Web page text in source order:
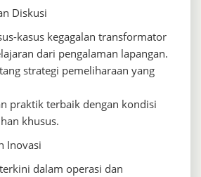
Diskusi
kasus kegagalan transformator
dari pengalaman lapangan.
strategi pemeliharaan yang
praktik terbaik dengan kondisi
khusus.
Inovasi
dalam operasi dan